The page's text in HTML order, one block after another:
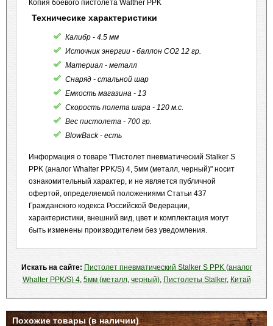
Копия боевого пистолета Walther PPK
Техничесике характеристики
Калибр - 4.5 мм
Источник энергии - баллон CO2 12 гр.
Материал - металл
Снаряд - стальной шар
Емкость магазина - 13
Скорость полета шара - 120 м.с.
Вес пистолета - 700 гр.
BlowBack - есть
Информация о товаре "Пистолет пневматический Stalker S
PPK (аналог Whalter PPK/S) 4, 5мм (металл, черный)" носит
ознакомительный характер, и не является публичной
офертой, определяемой положениями Статьи 437
Гражданского кодекса Российской Федерации,
характеристики, внешний вид, цвет и комплектация могут
быть изменены производителем без уведомления.
Искать на сайте: Пистолет пневматический Stalker S PPK (аналог
Whalter PPK/S) 4, 5мм (металл, черный), Пистолеты Stalker, Китай
Похожие товары (в наличии)